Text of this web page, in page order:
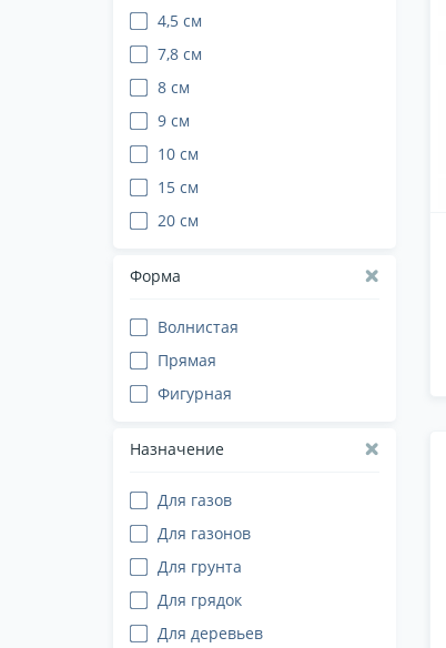
4,5 см
7,8 см
8 см
9 см
10 см
15 см
20 см
Форма
Волнистая
Прямая
Фигурная
Назначение
Для газов
Для газонов
Для грунта
Для грядок
Для деревьев